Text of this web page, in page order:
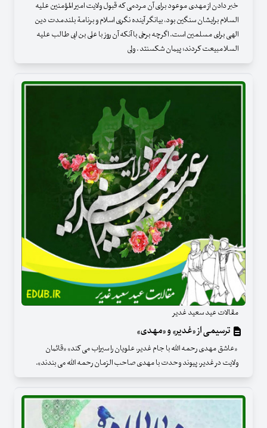
خبر دادن از مهدی موعود برای آن مردمی که قبول ولایت امیر المؤمنین علیه
السلام برایشان سنگین بود، بیانگر آینده نگری اسلام و برنامة بلندمدت دین
الهی برای مسلمین است. اگرچه برخی با آنکه آن روز با علی بن ابی طالب علیه
السلامبیعت کردند؛ پیمان شکسنتد . ولی
مقالات عید سعید غدیر
ترسیمی از «غدیر» و «مهدی»
«عاشق مهدی رحمه الله با جام غدیر، علویان را سیراب می کند» «قائمان
ولایت در غدیر، پیوند وحدت با مهدی صاحب الزمان رحمه الله می بندند».